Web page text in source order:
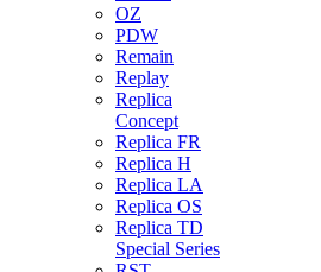
OZ
PDW
Remain
Replay
Replica
Concept
Replica FR
Replica H
Replica LA
Replica OS
Replica TD
Special Series